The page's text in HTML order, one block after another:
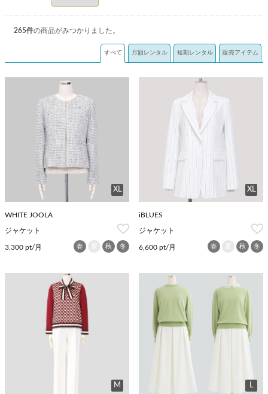
265件の商品がみつかりました。
すべて 月額レンタル 短期レンタル 販売アイテム
XL
WHITE JOOLA
ジャケット
3,300 pt/月 春 秋 冬
XL
iBLUES
ジャケット
6,600 pt/月 春 秋 冬
M L